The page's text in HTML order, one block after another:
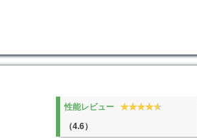
性能レビュー ★★★★★
★★★★★
（4.6）